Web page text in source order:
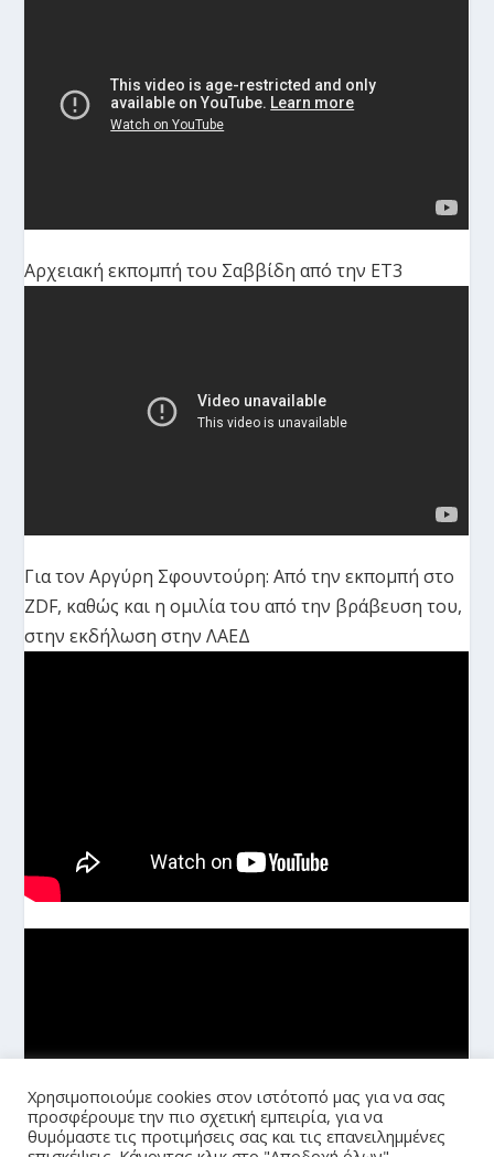
Αρχειακή εκπομπή του Σαββίδη από την ΕΤ3
Για τον Αργύρη Σφουντούρη: Από την εκπομπή στο
ZDF, καθώς και η ομιλία του από την βράβευση του,
στην εκδήλωση στην ΛΑΕΔ
Χρησιμοποιούμε cookies στον ιστότοπό μας για να σας
προσφέρουμε την πιο σχετική εμπειρία, για να
θυμόμαστε τις προτιμήσεις σας και τις επανειλημμένες